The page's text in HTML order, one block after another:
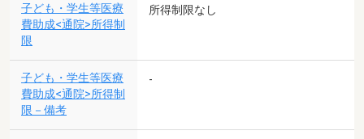
子ども・学生等医療
費助成<通院>所得制
限
所得制限なし
子ども・学生等医療
費助成<通院>所得制
限－備考
-